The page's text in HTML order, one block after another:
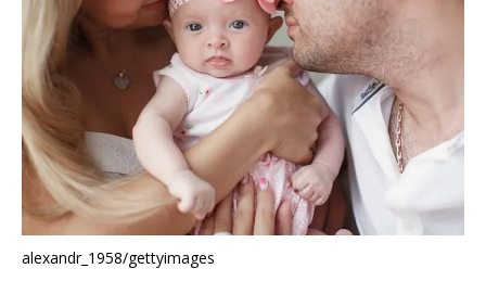
alexandr_1958/gettyimages